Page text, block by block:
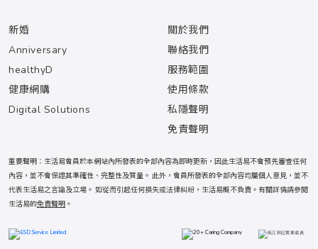
新婚
Anniversary
healthyD
健康網購
Digital Solutions
關於我們
聯絡我們
服務範圍
使用條款
私隱聲明
免責聲明
重要聲明：生活易會員於本網站內所發表的全部內容為即時更新，因此生活易不會預先審查任何
內容，並不會保證其準確性、完整性及質量。 此外，會員所發表的全部內容均屬個人意見，並不
代表生活易之言論及立場。 如從而引起任何損失或法律糾紛，生活易概不負責。有關詳情請參閱
生活易的免責聲明 。